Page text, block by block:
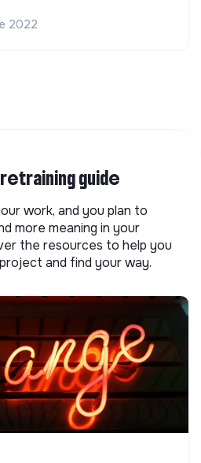
2022
guide
work, and you plan to
more meaning in your
the resources to help you
and find your way.